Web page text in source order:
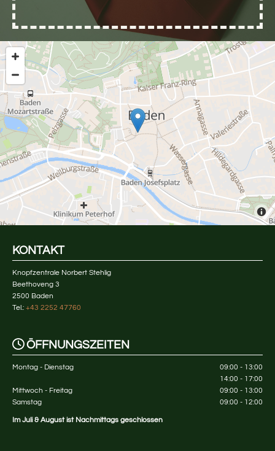
KONTAKT
Knopfzentrale Norbert Stehlig
Beethoveng 3
2500 Baden
Tel.: +43 2252 47760
ÖFFNUNGSZEITEN
Montag - Dienstag
09:00 - 13:00
14:00 - 17:00
Mittwoch - Freitag
09:00 - 13:00
Samstag
09:00 - 12:00
Im Juli & August ist Nachmittags geschlossen